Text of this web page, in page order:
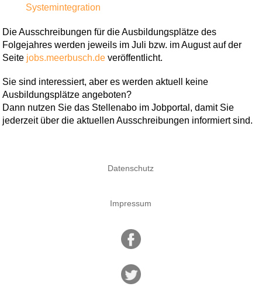
Systemintegration
Die Ausschreibungen für die Ausbildungsplätze des
Folgejahres werden jeweils im Juli bzw. im August auf der
Seite jobs.meerbusch.de veröffentlicht.
Sie sind interessiert, aber es werden aktuell keine
Ausbildungsplätze angeboten?
Dann nutzen Sie das Stellenabo im Jobportal, damit Sie
jederzeit über die aktuellen Ausschreibungen informiert sind.
Datenschutz
Impressum